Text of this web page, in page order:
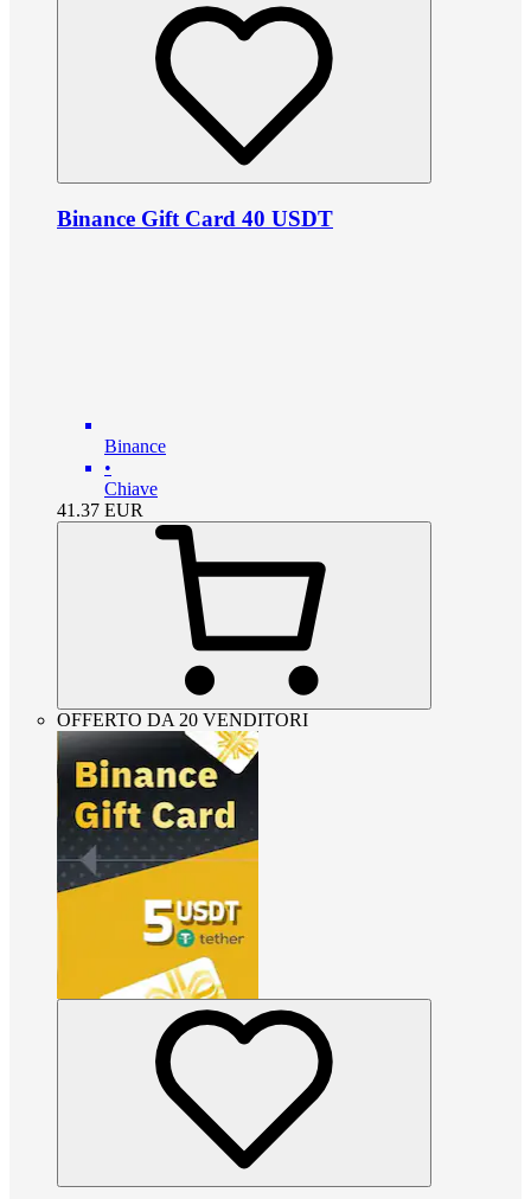
Binance Gift Card 40 USDT
Binance
•
Chiave
41.37 EUR
OFFERTO DA 20 VENDITORI